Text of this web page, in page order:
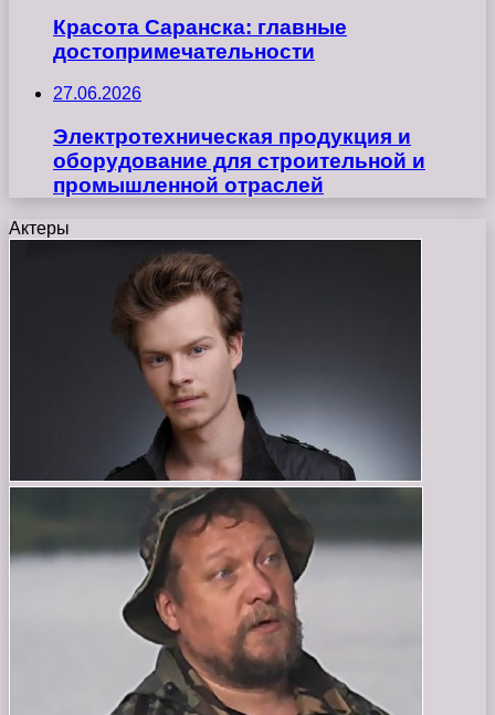
Красота Саранска: главные
достопримечательности
27.06.2026
Электротехническая продукция и
оборудование для строительной и
промышленной отраслей
Актеры